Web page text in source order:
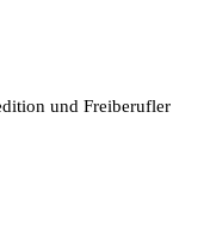
und Freiberufler